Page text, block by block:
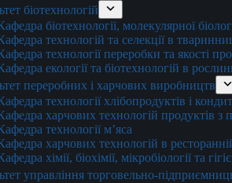
біотехнологій
біотехнології, молекулярної
технологій та селекції в
технології переробки та якості
екології та біотехнологій в
переробних і харчових виробництв
технології хлібопродуктів і
харчових технологій продуктів з
технології м’яса
харчових технологій в
хімії, біохімії, мікробіології та
управління торговельно-